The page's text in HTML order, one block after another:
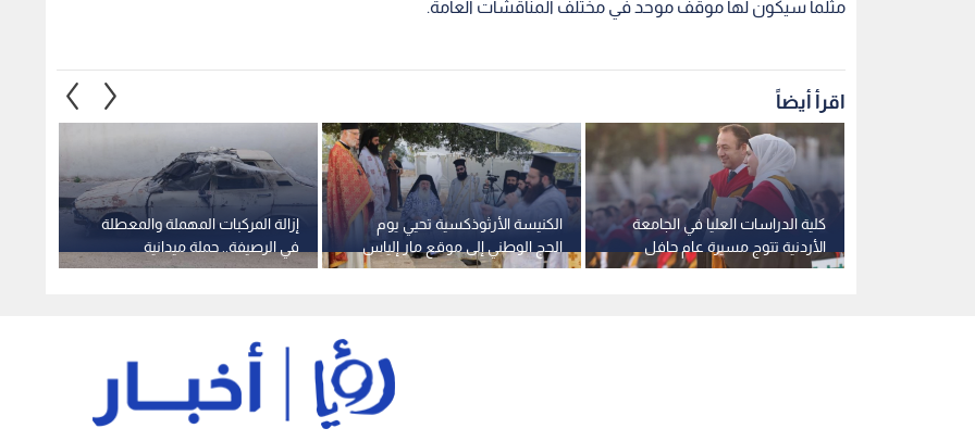
مثلما سيكون لها موقف موحد في مختلف المناقشات العامة.
اقرأ أيضاً
إزالة المركبات المهملة والمعطلة
في الرصيفة.. حملة ميدانية
موسعة
الكنيسة الأرثوذكسية تحيي يوم
الحج الوطني إلى موقع مار إلياس
الأثري في عجلون
كلية الدراسات العليا في الجامعة
الأردنية تتوج مسيرة عام حافل
بالتطوير والإنجاز بتخريج (1469)